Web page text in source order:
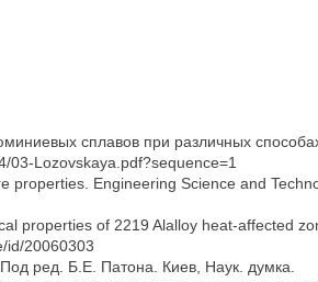
сплавов при различных
03-Lozovskaya.pdf?sequence=1
Engineering Science and
properties of 2219 Alalloy heat-affected
id/20060303
ред. Б.Е. Патона. Киев, Наук. думка.